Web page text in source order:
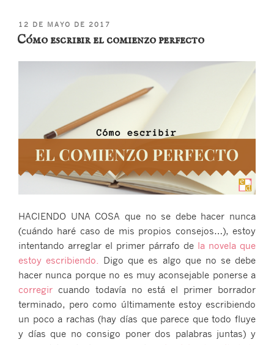
PUBLICADO
EL
12 DE MAYO DE 2017
Cómo escribir el comienzo perfecto
HACIENDO UNA COSA que no se debe hacer nunca
(cuándo haré caso de mis propios consejos…), estoy
intentando arreglar el primer párrafo de la novela que
estoy escribiendo.
Digo que es algo que no se debe
hacer nunca porque no es muy aconsejable ponerse a
corregir cuando todavía no está el primer borrador
terminado, pero como últimamente estoy escribiendo
un poco a rachas (hay días que parece que todo fluye
y días que no consigo poner dos palabras juntas) y